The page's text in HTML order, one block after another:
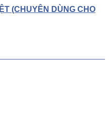
(CHUYÊN DÙNG CHO